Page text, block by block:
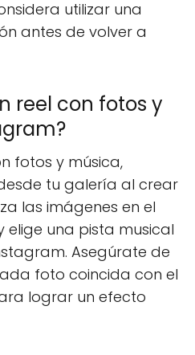
utilizar una
antes de volver a
reel con fotos y
fotos y música,
tu galería al crear
las imágenes en el
elige una pista musical
Asegúrate de
foto coincida con el
lograr un efecto